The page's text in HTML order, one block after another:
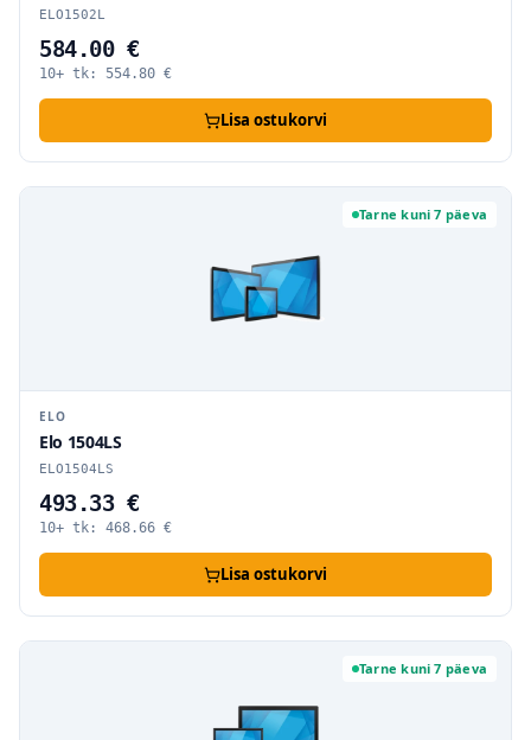
ELO1502L
584.00 €
10+ tk: 554.80 €
Lisa ostukorvi
Tarne kuni 7 päeva
ELO
Elo 1504LS
ELO1504LS
493.33 €
10+ tk: 468.66 €
Lisa ostukorvi
Tarne kuni 7 päeva